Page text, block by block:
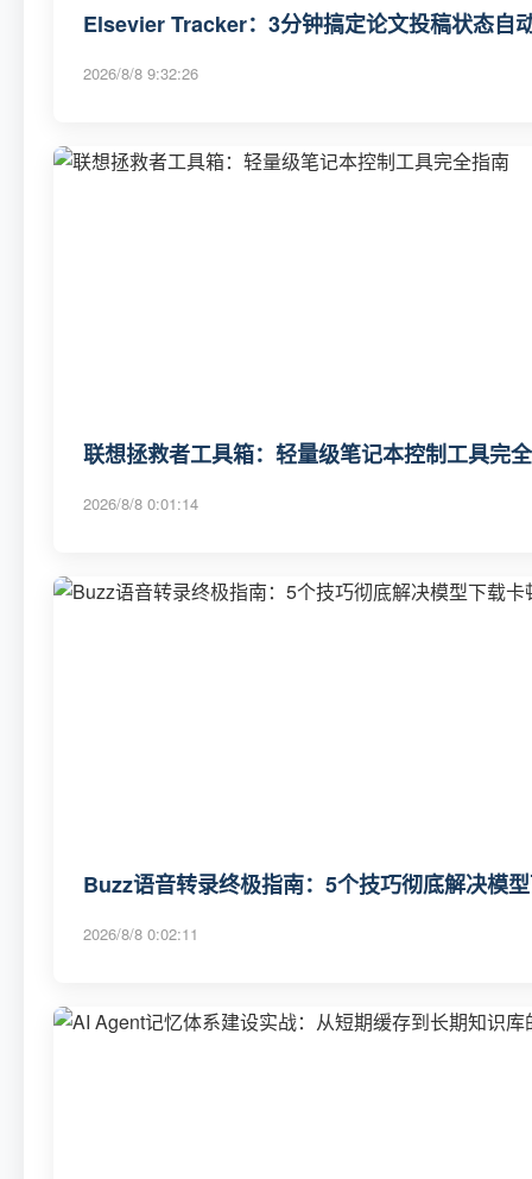
Elsevier Tracker：3分钟搞定论文投稿状态自
2026/8/8 9:32:26
联想拯救者工具箱：轻量级笔记本控制工具完
2026/8/8 0:01:14
Buzz语音转录终极指南：5个技巧彻底解决模
2026/8/8 0:02:11